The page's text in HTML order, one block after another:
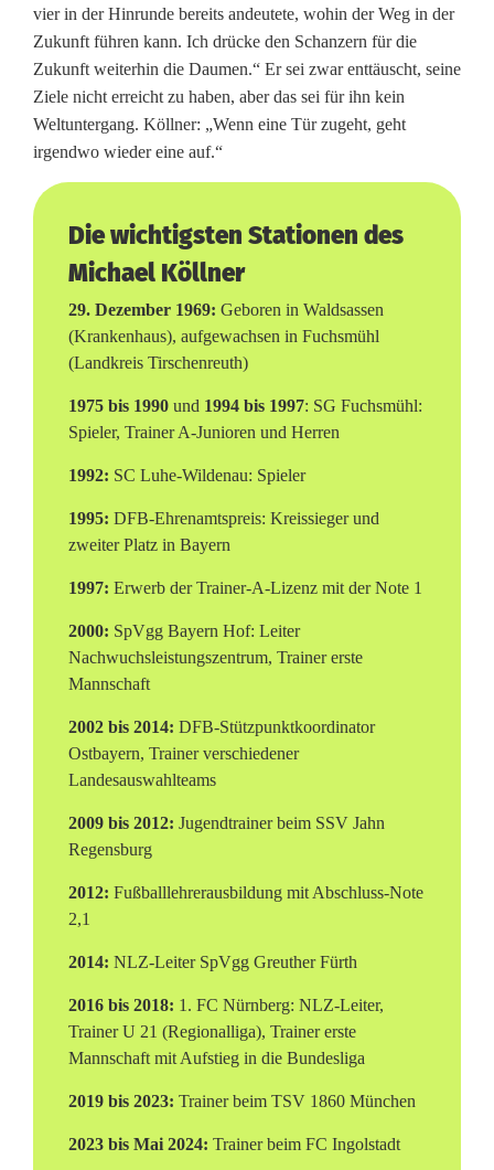
t
l
ä
s
s
vier in der Hinrunde bereits andeutete, wohin der Weg in der
Zukunft führen kann. Ich drücke den Schanzern für die
Zukunft weiterhin die Daumen.“ Er sei zwar enttäuscht, seine
Ziele nicht erreicht zu haben, aber das sei für ihn kein
Weltuntergang. Köllner: „Wenn eine Tür zugeht, geht
irgendwo wieder eine auf.“
Die wichtigsten Stationen des
Michael Köllner
29. Dezember 1969: Geboren in Waldsassen
(Krankenhaus), aufgewachsen in Fuchsmühl
(Landkreis Tirschenreuth)
1975 bis 1990 und 1994 bis 1997: SG Fuchsmühl:
Spieler, Trainer A-Junioren und Herren
1992: SC Luhe-Wildenau: Spieler
1995: DFB-Ehrenamtspreis: Kreissieger und
zweiter Platz in Bayern
1997: Erwerb der Trainer-A-Lizenz mit der Note 1
2000: SpVgg Bayern Hof: Leiter
Nachwuchsleistungszentrum, Trainer erste
Mannschaft
2002 bis 2014: DFB-Stützpunktkoordinator
Ostbayern, Trainer verschiedener
Landesauswahlteams
2009 bis 2012: Jugendtrainer beim SSV Jahn
Regensburg
2012: Fußballlehrerausbildung mit Abschluss-Note
2,1
2014: NLZ-Leiter SpVgg Greuther Fürth
2016 bis 2018: 1. FC Nürnberg: NLZ-Leiter,
Trainer U 21 (Regionalliga), Trainer erste
Mannschaft mit Aufstieg in die Bundesliga
2019 bis 2023: Trainer beim TSV 1860 München
2023 bis Mai 2024: Trainer beim FC Ingolstadt